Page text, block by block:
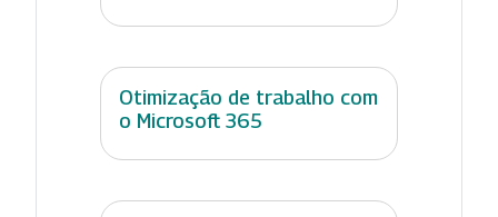
Otimização de trabalho com
o Microsoft 365